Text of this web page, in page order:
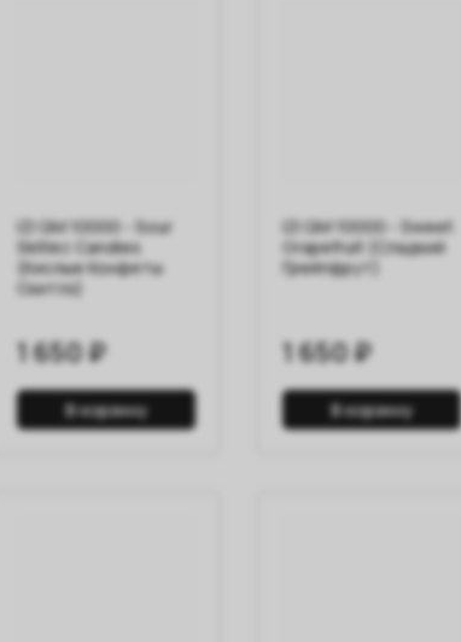
IZI QM 10000 - Sour
Skitlez Candies
(Кислые Конфеты
Скитлз)
1 650 ₽
В корзину
IZI QM 10000 - Sweet
Grapefruit (Сладкий
Грейпфрут)
1 650 ₽
В корзину